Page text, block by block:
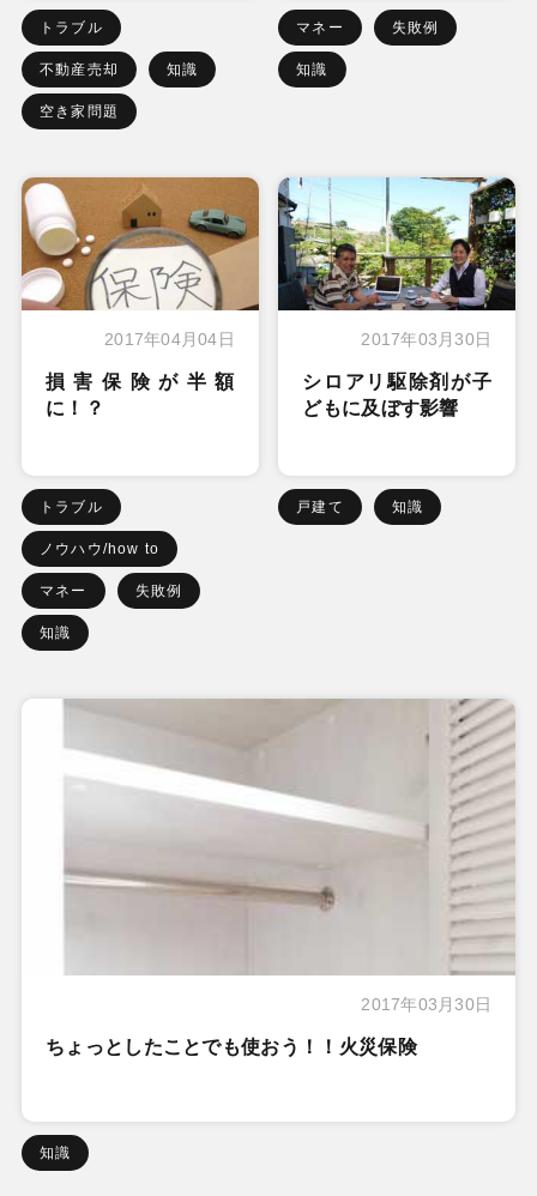
トラブル
不動産売却 知識
空き家問題
マネー 失敗例
知識
2017年04月04日
損害保険が半額
に！？
トラブル
ノウハウ/how to
マネー 失敗例
知識
2017年03月30日
シロアリ駆除剤が子
どもに及ぼす影響
戸建て 知識
2017年03月30日
ちょっとしたことでも使おう！！火災保険
知識